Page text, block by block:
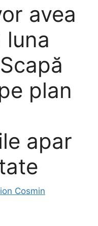
avea
luna
plan
apar
Cosmin